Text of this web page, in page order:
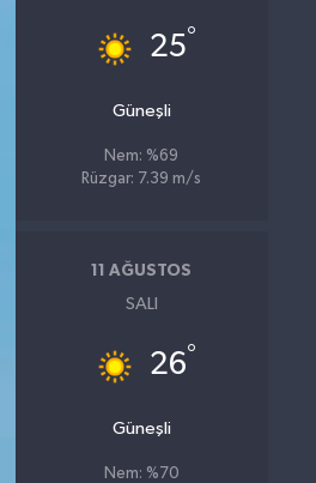
25°
Güneşli
Nem: %69
Rüzgar: 7.39 m/s
11 AĞUSTOS
SALI
26°
Güneşli
Nem: %70